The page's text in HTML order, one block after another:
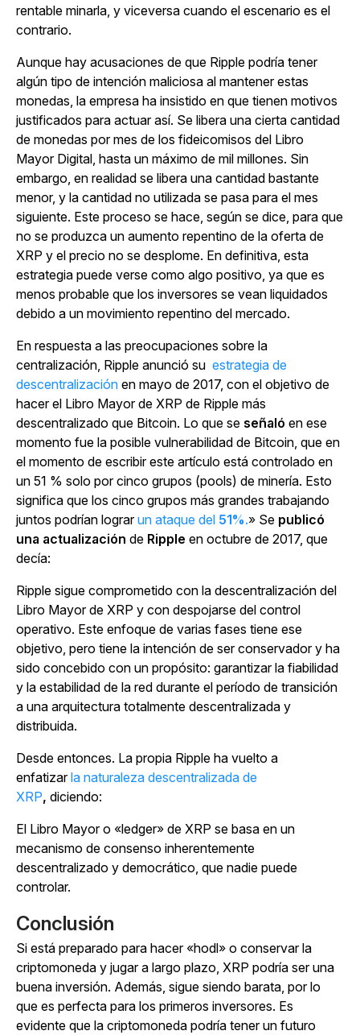
rentable minarla, y viceversa cuando el escenario es el
contrario.
Aunque hay acusaciones de que Ripple podría tener
algún tipo de intención maliciosa al mantener estas
monedas, la empresa ha insistido en que tienen motivos
justificados para actuar así. Se libera una cierta cantidad
de monedas por mes de los fideicomisos del Libro
Mayor Digital, hasta un máximo de mil millones. Sin
embargo, en realidad se libera una cantidad bastante
menor, y la cantidad no utilizada se pasa para el mes
siguiente. Este proceso se hace, según se dice, para que
no se produzca un aumento repentino de la oferta de
XRP y el precio no se desplome. En definitiva, esta
estrategia puede verse como algo positivo, ya que es
menos probable que los inversores se vean liquidados
debido a un movimiento repentino del mercado.
En respuesta a las preocupaciones sobre la
centralización, Ripple anunció su estrategia de
descentralización en mayo de 2017, con el objetivo de
hacer el Libro Mayor de XRP de Ripple más
descentralizado que Bitcoin. Lo que se señaló en ese
momento fue la posible vulnerabilidad de Bitcoin, que en
el momento de escribir este artículo está controlado en
un 51 % solo por cinco grupos (pools) de minería. Esto
significa que los cinco grupos más grandes trabajando
juntos podrían lograrun ataque del 51%.» Se publicó
una actualización de Ripple en octubre de 2017, que
decía:
Ripple sigue comprometido con la descentralización del
Libro Mayor de XRP y con despojarse del control
operativo. Este enfoque de varias fases tiene ese
objetivo, pero tiene la intención de ser conservador y ha
sido concebido con un propósito: garantizar la fiabilidad
y la estabilidad de la red durante el período de transición
a una arquitectura totalmente descentralizada y
distribuida.
Desde entonces. La propia Ripple ha vuelto a
enfatizarla naturaleza descentralizada de
XRP, diciendo:
El Libro Mayor o «ledger» de XRP se basa en un
mecanismo de consenso inherentemente
descentralizado y democrático, que nadie puede
controlar.
Conclusión
Si está preparado para hacer «hodl» o conservar la
criptomoneda y jugar a largo plazo, XRP podría ser una
buena inversión. Además, sigue siendo barata, por lo
que es perfecta para los primeros inversores. Es
evidente que la criptomoneda podría tener un futuro